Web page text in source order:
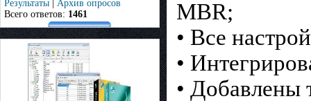
Результаты | Архив опросов
Всего ответов: 1461
MBR;
• Все
•
•